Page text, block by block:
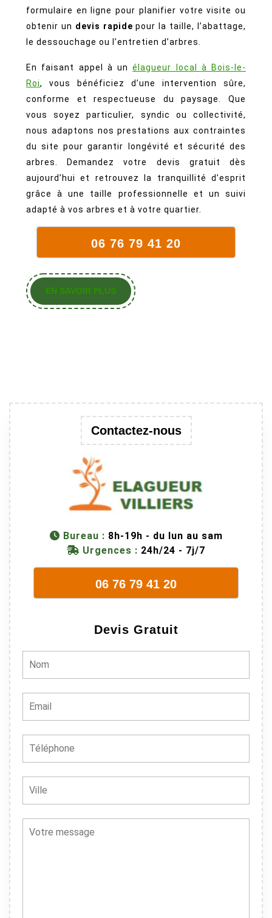
formulaire en ligne pour planifier votre visite ou
obtenir un devis rapide pour la taille, l’abattage,
le dessouchage ou l’entretien d’arbres.
En faisant appel à unélagueur local à Bois-le-
Roi, vous bénéficiez d’une intervention sûre,
conforme et respectueuse du paysage. Que
vous soyez particulier, syndic ou collectivité,
nous adaptons nos prestations aux contraintes
du site pour garantir longévité et sécurité des
arbres. Demandez votre devis gratuit dès
aujourd’hui et retrouvez la tranquillité d’esprit
grâce à une taille professionnelle et un suivi
adapté à vos arbres et à votre quartier.
06 76 79 41 20
EN SAVOIR PLUSEN
SAVOIR
Contactez-nous
Bureau : 8h-19h - du lun au sam
Urgences : 24h/24 - 7j/7
06 76 79 41 20
Devis Gratuit